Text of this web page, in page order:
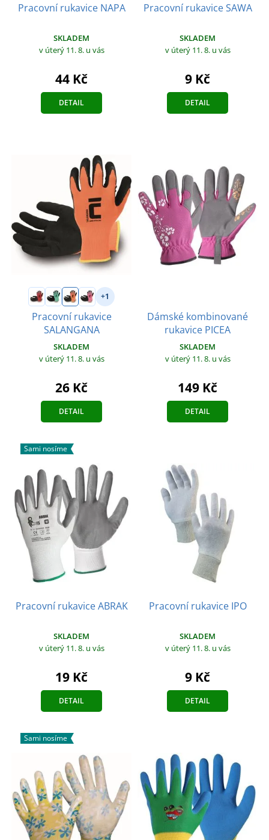
Pracovní rukavice NAPA
SKLADEM
v úterý 11. 8. u vás
44 Kč
DETAIL
Pracovní rukavice SAWA
SKLADEM
v úterý 11. 8. u vás
9 Kč
DETAIL
+1
Pracovní rukavice
SALANGANA
SKLADEM
v úterý 11. 8. u vás
26 Kč
DETAIL
Dámské kombinované
rukavice PICEA
SKLADEM
v úterý 11. 8. u vás
149 Kč
DETAIL
Sami nosíme
Pracovní rukavice ABRAK
SKLADEM
v úterý 11. 8. u vás
19 Kč
DETAIL
Pracovní rukavice IPO
SKLADEM
v úterý 11. 8. u vás
9 Kč
DETAIL
Sami nosíme